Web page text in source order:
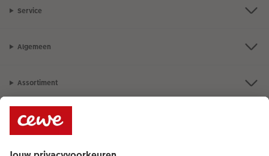
Service
Algemeen
Assortiment